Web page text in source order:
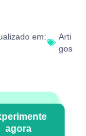
em:
Arti
gos
agora